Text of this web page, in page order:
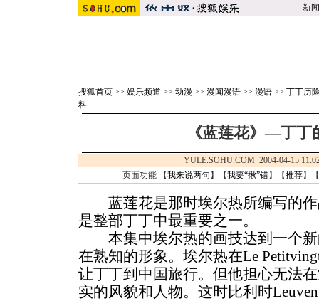
新闻
搜狐首页 >> 娱乐频道 >> 动漫 >> 漫闻漫语 >> 漫语 >> 丁丁历
料
《蓝莲花》—丁丁
YULE.SOHU.COM 2004-04-15
页面功能 【我来说两句 】【我要“揪”错】【推荐】
蓝莲花是那时埃尔热所编写的作
是整部丁丁中最重要之一。
本集中埃尔热的画技达到一个新
在熟知的形象。埃尔热在Le
让丁丁到中国旅行。但他担心无法
实的风貌和人物。这时比利时